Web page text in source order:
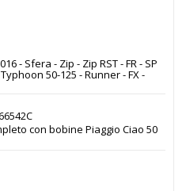
- Sfera - Zip - Zip RST - FR - SP
50-125 - Runner - FX -
con bobine Piaggio Ciao 50